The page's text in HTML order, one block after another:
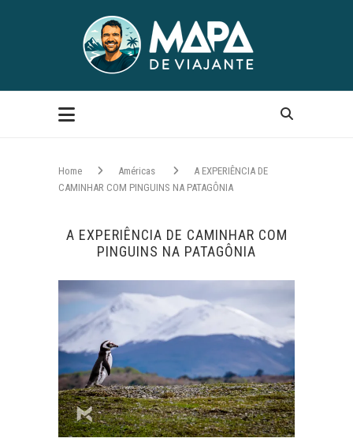
Home Américas
A EXPERIÊNCIA DE
CAMINHAR COM PINGUINS NA PATAGÔNIA
A EXPERIÊNCIA DE CAMINHAR COM
PINGUINS NA PATAGÔNIA